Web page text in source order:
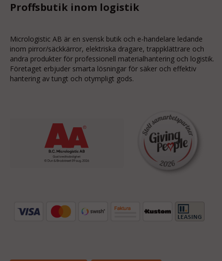
Proffsbutik inom logistik
Micrologistic AB är en svensk butik och e-handelare ledande
inom pirror/säckkärror, elektriska dragare, trappklättrare och
andra produkter för professionell materialhantering och logistik.
Företaget erbjuder smarta lösningar för säker och effektiv
hantering av tungt och otympligt gods.